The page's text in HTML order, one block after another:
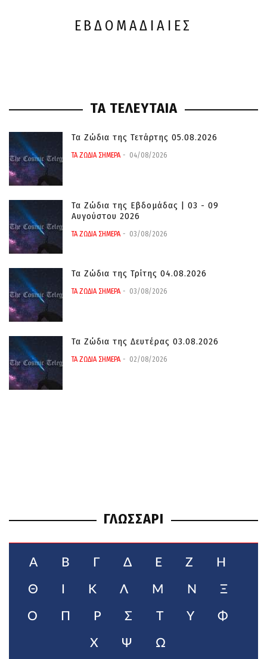
ΕΒΔΟΜΑΔΙΑΙΕΣ
ΤΑ ΤΕΛΕΥΤΑΙΑ
Τα Ζώδια της Τετάρτης 05.08.2026
ΤΑ ΖΩΔΙΑ ΣΗΜΕΡΑ 04/08/2026
Τα Ζώδια της Εβδομάδας | 03 - 09
Αυγούστου 2026
ΤΑ ΖΩΔΙΑ ΣΗΜΕΡΑ 03/08/2026
Τα Ζώδια της Τρίτης 04.08.2026
ΤΑ ΖΩΔΙΑ ΣΗΜΕΡΑ 03/08/2026
Τα Ζώδια της Δευτέρας 03.08.2026
ΤΑ ΖΩΔΙΑ ΣΗΜΕΡΑ 02/08/2026
ΓΛΩΣΣΑΡΙ
Α Β Γ Δ Ε Ζ Η
Θ Κ Λ Μ Ν Ξ
Ο Π Ρ Σ Τ Υ Φ
Χ Ψ Ω